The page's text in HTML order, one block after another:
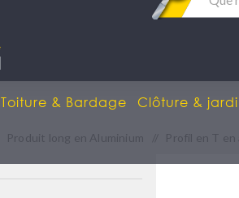
Toiture & Bardage Clôture &
Produit long en Aluminium Profil en T en